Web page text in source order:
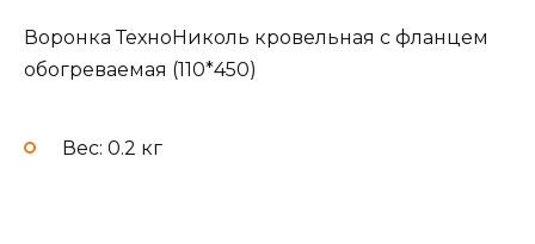
Воронка ТехноНиколь кровельная с фланцем
обогреваемая (110*450)
Вес: 0.2 кг